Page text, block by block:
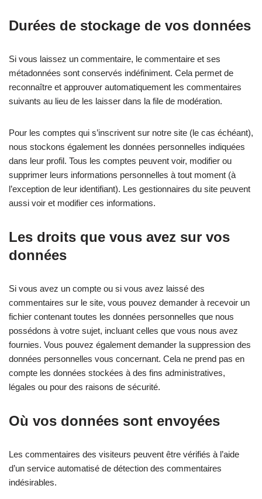
Durées de stockage de vos données
Si vous laissez un commentaire, le commentaire et ses
métadonnées sont conservés indéfiniment. Cela permet de
reconnaître et approuver automatiquement les commentaires
suivants au lieu de les laisser dans la file de modération.
Pour les comptes qui s’inscrivent sur notre site (le cas échéant),
nous stockons également les données personnelles indiquées
dans leur profil. Tous les comptes peuvent voir, modifier ou
supprimer leurs informations personnelles à tout moment (à
l’exception de leur identifiant). Les gestionnaires du site peuvent
aussi voir et modifier ces informations.
Les droits que vous avez sur vos
données
Si vous avez un compte ou si vous avez laissé des
commentaires sur le site, vous pouvez demander à recevoir un
fichier contenant toutes les données personnelles que nous
possédons à votre sujet, incluant celles que vous nous avez
fournies. Vous pouvez également demander la suppression des
données personnelles vous concernant. Cela ne prend pas en
compte les données stockées à des fins administratives,
légales ou pour des raisons de sécurité.
Où vos données sont envoyées
Les commentaires des visiteurs peuvent être vérifiés à l’aide
d’un service automatisé de détection des commentaires
indésirables.